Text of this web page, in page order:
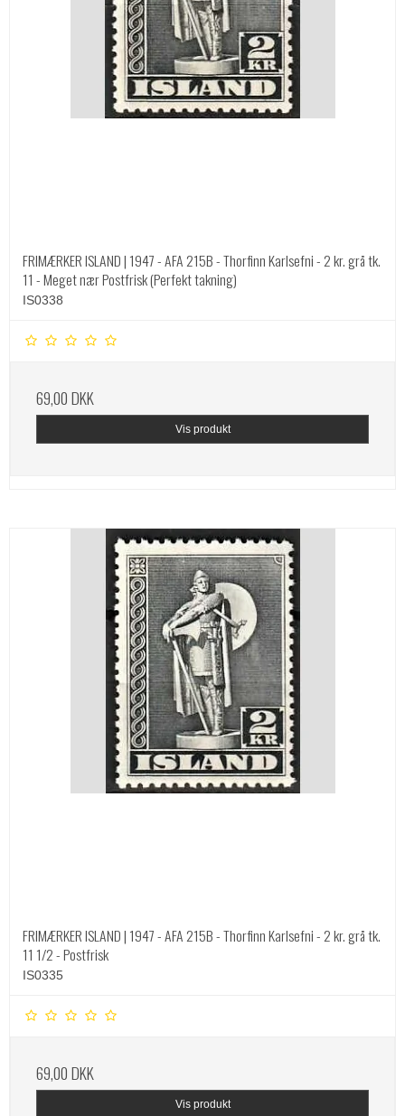
FRIMÆRKER ISLAND | 1947 - AFA 215B - Thorfinn Karlsefni - 2 kr. grå tk.
11 - Meget nær Postfrisk (Perfekt takning)
IS0338
69,00 DKK
Vis produkt
FRIMÆRKER ISLAND | 1947 - AFA 215B - Thorfinn Karlsefni - 2 kr. grå tk.
11 1/2 - Postfrisk
IS0335
69,00 DKK
Vis produkt